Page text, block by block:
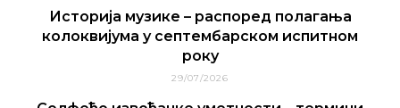
Историја музике – распоред полагања
колоквијума у септембарском испитном
року
29/07/2026